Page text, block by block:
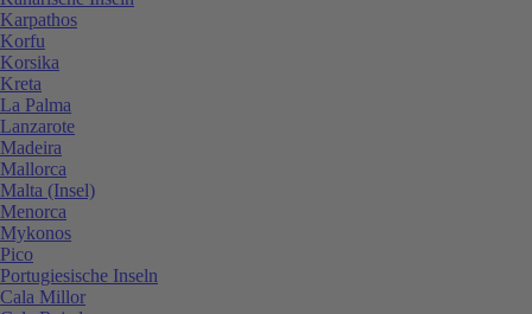
Karpathos
Korfu
Korsika
Kreta
La Palma
Lanzarote
Madeira
Mallorca
Malta (Insel)
Menorca
Mykonos
Pico
Portugiesische Inseln
Cala Millor